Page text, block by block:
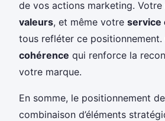
de vos actions marketing. Votre
valeurs, et même votre service
tous refléter ce positionnement.
cohérence qui renforce la
votre marque.
En somme, le positionnement
combinaison d’éléments